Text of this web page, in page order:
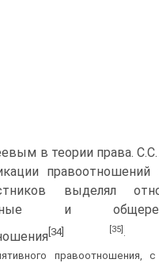
в теории права.
правоотношений
выделял
и
[34] [35]
.
правоотношения,